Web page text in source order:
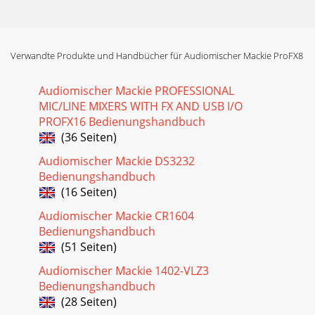
30ProFX8 und ProFX12ProFX8 und
ProFX12AbmessungenAnzeigen Main L/R MixZwei
Balkenanzeigen mit jeweils 12 Segmenten:OL (+20 dBu), +15,
+10, +6, +3, 0 (
Seite 25 - TABELLE DER INTERNEN EFFEKTE
LevelMain FaderInsertHPFFaderPanLeftRightFX
levelPhonesL sumR sumRev 105June 6, 2008Mo
Seite 26 - Reparatur
32ProFX8 und ProFX12ProFX8 und ProFX12Anhang D: USB-
InterfaceSystemanforderungenUm das USB-Interface des
Mischers nutzen zu können, muss Ihr Computers
Seite 27 - Anhang B: Anschlüsse
Verwandte Produkte und Handbücher für Audiomischer Mackie ProFX8
Audiomischer Mackie PROFESSIONAL
MIC/LINE MIXERS WITH FX AND USB I/O
PROFX16 Bedienungshandbuch
(36 Seiten)
Audiomischer Mackie DS3232
Bedienungshandbuch
(16 Seiten)
Audiomischer Mackie CR1604
Bedienungshandbuch
(51 Seiten)
Audiomischer Mackie 1402-VLZ3
Bedienungshandbuch
(28 Seiten)